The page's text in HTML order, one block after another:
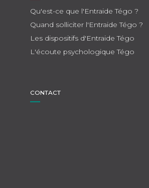
Qu'est-ce que l'Entraide Tégo ?
Quand solliciter l'Entraide Tégo ?
Les dispositifs d'Entraide Tégo
L'écoute psychologique Tégo
CONTACT